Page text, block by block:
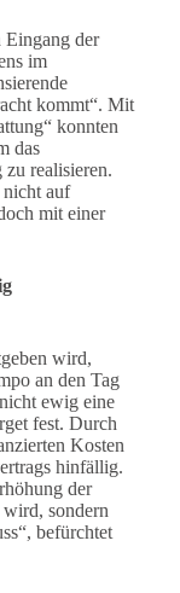
Eingang der
im
kommt“. Mit
konnten
das
realisieren.
nicht auf
mit einer
wird,
an den Tag
ewig eine
fest. Durch
Kosten
hinfällig.
der
sondern
befürchtet